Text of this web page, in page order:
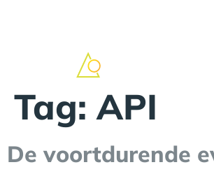
Tag:API
De voortdurende